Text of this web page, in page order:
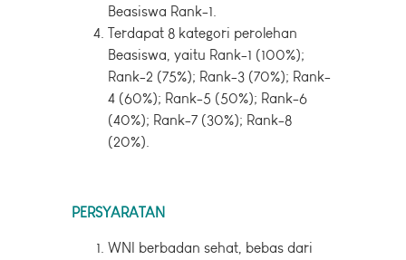
Beasiswa Rank-1.
Terdapat 8 kategori perolehan
Beasiswa, yaitu Rank-1 (100%);
Rank-2 (75%); Rank-3 (70%); Rank-
4 (60%); Rank-5 (50%); Rank-6
(40%); Rank-7 (30%); Rank-8
(20%).
PERSYARATAN
WNI berbadan sehat, bebas dari